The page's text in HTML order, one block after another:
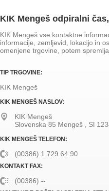
KIK Mengeš odpiralni
KIK Mengeš vse kontaktne
informacije, zemljevid, lokacijo in
omenjene trgovine, potem
TIP TRGOVINE:
KIK Mengeš
KIK MENGEŠ NASLOV:
KIK Mengeš
Slovenska 85 Mengeš SI
KIK MENGEŠ TELEFON:
(00386) 1 729 64 90
KONTAKT FAX:
(00386) --